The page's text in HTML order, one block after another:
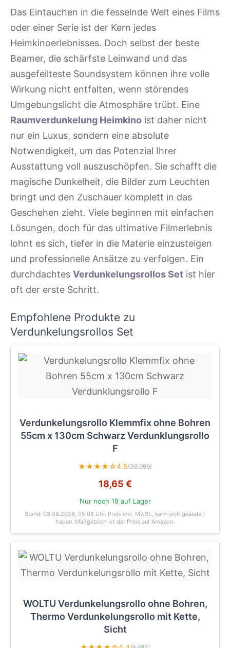
Das Eintauchen in die fesselnde Welt eines Films
oder einer Serie ist der Kern jedes
Heimkinoerlebnisses. Doch selbst der beste
Beamer, die schärfste Leinwand und das
ausgefeilteste Soundsystem können ihre volle
Wirkung nicht entfalten, wenn störendes
Umgebungslicht die Atmosphäre trübt. Eine
Raumverdunkelung Heimkino ist daher nicht
nur ein Luxus, sondern eine absolute
Notwendigkeit, um das Potenzial Ihrer
Ausstattung voll auszuschöpfen. Sie schafft die
magische Dunkelheit, die Bilder zum Leuchten
bringt und den Zuschauer komplett in das
Geschehen zieht. Viele beginnen mit einfachen
Lösungen, doch für das ultimative Filmerlebnis
lohnt es sich, tiefer in die Materie einzusteigen
und professionelle Ansätze zu verfolgen. Ein
durchdachtes Verdunkelungsrollos Set ist hier
oft der erste Schritt.
Empfohlene Produkte zu
Verdunkelungsrollos Set
Verdunkelungsrollo Klemmfix ohne Bohren
55cm x 130cm Schwarz Verdunklungsrollo
F
★★★★☆4.5(36.999)
18,65 €
Nur noch 19 auf Lager
Stand: 03.08.2026, 05:08 Uhr. Preis inkl. MwSt., kann sich geändert
haben. Maßgeblich ist der Preis auf Amazon.
WOLTU Verdunkelungsrollo ohne Bohren,
Thermo Verdunkelungsrollo mit Kette,
Sicht